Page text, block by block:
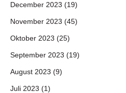
December 2023 (19)
November 2023 (45)
Oktober 2023 (25)
September 2023 (19)
August 2023 (9)
Juli 2023 (1)